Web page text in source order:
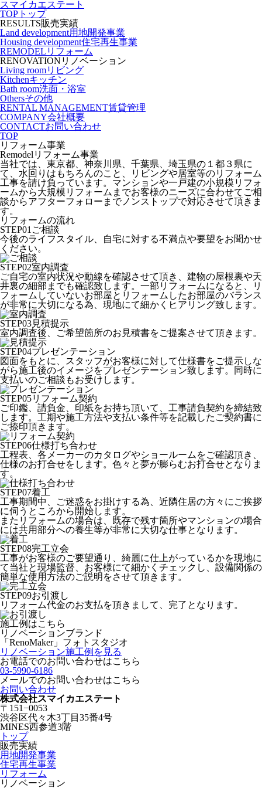
スマイカエステート
TOP トップ
RESULTS販売実績
Land development用地開発事業
Housing development住宅再生事業
REMODEL リフォーム
RENOVATION リノベーション
Living roomリビング
Kitchenキッチン
Bath room洗面・浴室
Othersその他
RENTAL MANAGEMENT賃貸管理
COMPANY会社概要
CONTACTお問い合わせ
TOP
リフォーム事業
Remodel リフォーム事業
当社では、東京都、神奈川県、千葉県、埼玉県の１都３県に
て、水回りはもちろんのこと、リビングや居室等のリフォーム
工事を請け負っています。マンションや一戸建の小規模リフォ
ームから大規模リフォームまでお客様のニーズに合わせてご相
談からアフターフォローまでノンストップで対応させて頂きま
す。
リフォームの流れ
STEP01 ご相談
今後のライフスタイル、自宅に対する不満点や要望をお聞かせ
ください。
STEP02室内調査
ご自宅の室内状況や動線を確認させて頂き、建物の屋根裏や天
井裏の細部までも確認致します。一部リフォームになると、リ
フォームしていないお部屋とリフォームしたお部屋のバランス
が非常に大切になる為、現地にて細かくヒアリング致します。
STEP03見積提示
室内調査後、ご希望箇所のお見積書をご提案させて頂きます。
STEP04プレゼンテーション
図面をもとに、スタッフがお客様に対して仕様書をご提示しな
がら施工後のイメージをプレゼンテーション致します。同時に
支払いのご相談もお受けします。
STEP05リフォーム契約
ご印鑑、請負金、印紙をお持ち頂いて、工事請負契約を締結致
します。工期や施工方法や支払い条件等を記載したご契約書に
ご捺印頂きます。
STEP06仕様打ち合わせ
工程表、各メーカーのカタログやショールームをご確認頂き、
仕様のお打合せをします。色々と夢が膨らむお打合せとなりま
す。
STEP07着工
工事期間中、ご迷惑をお掛けする為、近隣住居の方々にご挨拶
に伺うところから開始します。
またリフォームの場合は、既存で残す箇所やマンションの場合
には共用部分への養生等が非常に大切な仕事となります。
STEP08完工立会
工事がお客様のご要望通り、綺麗に仕上がっているかを現地に
て当社と現場監督、お客様にて細かくチェックし、設備関係の
簡単な使用方法のご説明をさせて頂きます。
STEP09お引渡し
リフォーム代金のお支払を頂きまして、完了となります。
施工例はこちら
リノベーションブランド
「RenoMaker」フォトスタジオ
リノベーション施工例を見る
お電話でのお問い合わせはこちら
03-5990-6186
メールでのお問い合わせはこちら
お問い合わせ
株式会社スマイカエステート
〒151−0053
渋谷区代々木3丁目35番4号
MINES西参道3階
トップ
販売実績
用地開発事業
住宅再生事業
リフォーム
リノベーション